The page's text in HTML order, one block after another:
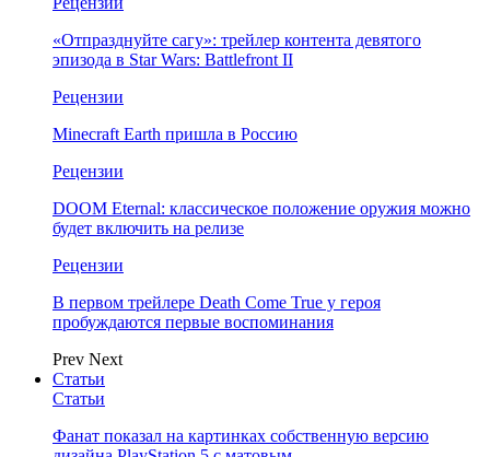
«Отпразднуйте сагу»: трейлер контента девятого
эпизода в Star Wars: Battlefront II
Рецензии
Minecraft Earth пришла в Россию
Рецензии
DOOM Eternal: классическое положение оружия можно
будет включить на релизе
Рецензии
В первом трейлере Death Come True у героя
пробуждаются первые воспоминания
Prev Next
Статьи
Статьи
Фанат показал на картинках собственную версию